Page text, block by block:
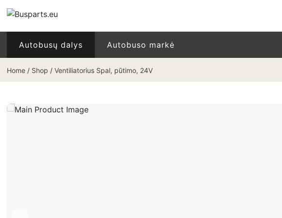
Autobusų dalys Autobuso markė
Home / Shop / Ventiliatorius Spal, pūtimo, 24V